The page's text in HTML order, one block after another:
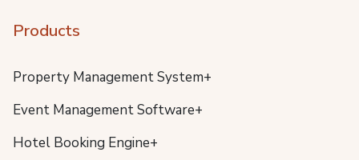
Products
Property Management System+
Event Management Software+
Hotel Booking Engine+